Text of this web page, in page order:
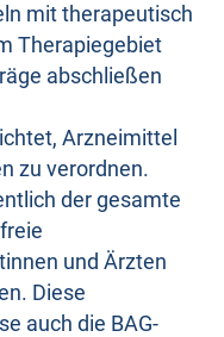
mit therapeutisch
Therapiegebiet
abschließen
Arzneimittel
zu verordnen.
der gesamte
und Ärzten
Diese
auch die BAG-